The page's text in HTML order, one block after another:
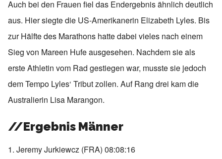
Auch bei den Frauen fiel das Endergebnis ähnlich deutlich
aus. Hier siegte die US-Amerikanerin Elizabeth Lyles. Bis
zur Hälfte des Marathons hatte dabei vieles nach einem
Sieg von Mareen Hufe ausgesehen. Nachdem sie als
erste Athletin vom Rad gestiegen war, musste sie jedoch
dem Tempo Lyles‘ Tribut zollen. Auf Rang drei kam die
Australierin Lisa Marangon.
//Ergebnis Männer
1. Jeremy Jurkiewcz (FRA) 08:08:16